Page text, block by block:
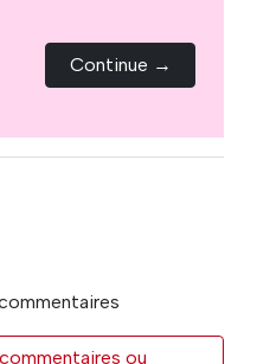
Continue →
ou